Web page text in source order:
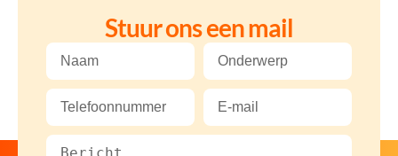
Stuur ons een mail